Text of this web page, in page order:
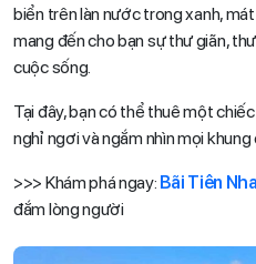
biển trên làn nước trong xanh,
mang đến cho bạn sự thư giãn,
cuộc sống.
Tại đây, bạn có thể thuê một
nghỉ ngơi và ngắm nhìn mọi
>>> Khám phá ngay: Bãi Tiên
đắm lòng người